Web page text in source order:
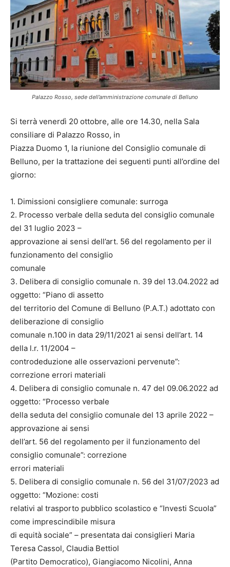
Palazzo Rosso, sede dell’amministrazione comunale di Belluno
Si terrà venerdì 20 ottobre, alle ore 14.30, nella Sala
consiliare di Palazzo Rosso, in
Piazza Duomo 1, la riunione del Consiglio comunale di
Belluno, per la trattazione dei seguenti punti all’ordine del
giorno:
1. Dimissioni consigliere comunale: surroga
2. Processo verbale della seduta del consiglio comunale
del 31 luglio 2023 –
approvazione ai sensi dell’art. 56 del regolamento per il
funzionamento del consiglio
comunale
3. Delibera di consiglio comunale n. 39 del 13.04.2022 ad
oggetto: “Piano di assetto
del territorio del Comune di Belluno (P.A.T.) adottato con
deliberazione di consiglio
comunale n.100 in data 29/11/2021 ai sensi dell’art. 14
della l.r. 11/2004 –
controdeduzione alle osservazioni pervenute”:
correzione errori materiali
4. Delibera di consiglio comunale n. 47 del 09.06.2022 ad
oggetto: “Processo verbale
della seduta del consiglio comunale del 13 aprile 2022 –
approvazione ai sensi
dell’art. 56 del regolamento per il funzionamento del
consiglio comunale”: correzione
errori materiali
5. Delibera di consiglio comunale n. 56 del 31/07/2023 ad
oggetto: “Mozione: costi
relativi al trasporto pubblico scolastico e “Investi Scuola”
come imprescindibile misura
di equità sociale” – presentata dai consiglieri Maria
Teresa Cassol, Claudia Bettiol
(Partito Democratico), Giangiacomo Nicolini, Anna